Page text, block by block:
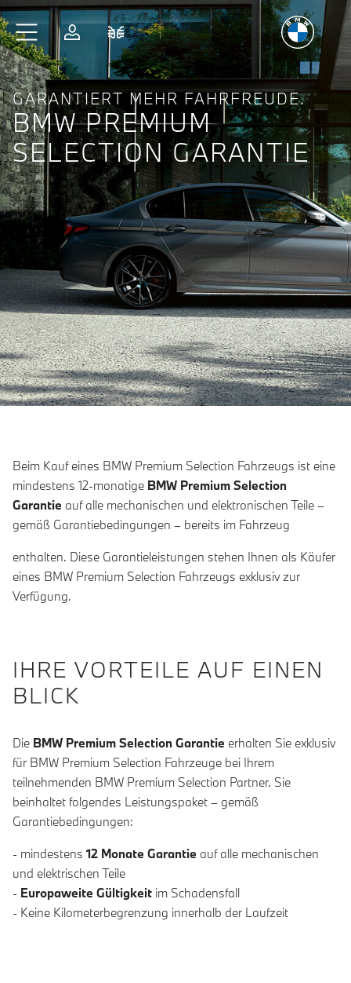
Zum Hauptinhalt springen
AnmeldenFahrzeugvergleich
Freudeam Fahren
GARANTIERT MEHR FAHRFREUDE.
BMW PREMIUM
SELECTION GARANTIE
Beim Kauf eines BMW Premium Selection Fahrzeugs ist eine
mindestens 12-monatige BMW Premium Selection
Garantie auf alle mechanischen und elektronischen Teile –
gemäß Garantiebedingungen – bereits im Fahrzeug
enthalten. Diese Garantieleistungen stehen Ihnen als Käufer
eines BMW Premium Selection Fahrzeugs exklusiv zur
Verfügung.
IHRE VORTEILE AUF EINEN
BLICK
Die BMW Premium Selection Garantie erhalten Sie exklusiv
für BMW Premium Selection Fahrzeuge bei Ihrem
teilnehmenden BMW Premium Selection Partner. Sie
beinhaltet folgendes Leistungspaket – gemäß
Garantiebedingungen:
- mindestens 12 Monate Garantie auf alle mechanischen
und elektrischen Teile
- Europaweite Gültigkeit im Schadensfall
- Keine Kilometerbegrenzung innerhalb der Laufzeit